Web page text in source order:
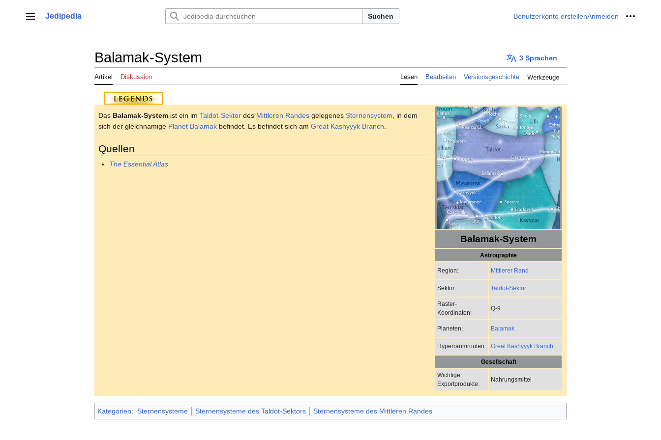
springenHauptmenü
Jedipedia Suchen Benutzerkonto erstellenAnmelden Meine
Balamak-System 3 Sprachen
Artikel Diskussion Lesen Bearbeiten Versionsgeschichte Werkzeuge
Balamak-System
Astrographie
Region: Mittlerer Rand
Sektor: Taldot-Sektor
Raster-
Koordinaten:
Q-9
Planeten: Balamak
Hyperraumrouten: Great Kashyyyk Branch
Gesellschaft
Wichtige
Exportprodukte:
Nahrungsmittel
Das Balamak-System ist ein im Taldot-Sektor des Mittleren Randes gelegenes Sternensystem , in dem
sich der gleichnamige Planet Balamak befindet. Es befindet sich am Great Kashyyyk Branch
Quellen
The Essential Atlas
Kategorien: Sternensysteme Sternensysteme des Taldot-Sektors Sternensysteme des Mittleren Randes